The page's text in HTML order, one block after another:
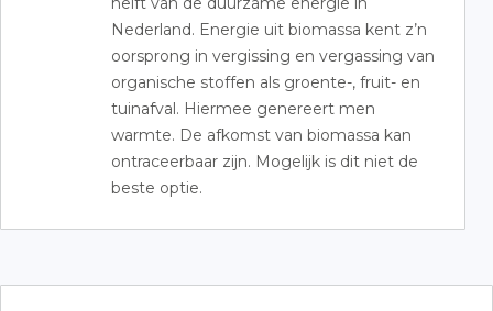
Nederland. Energie uit biomassa kent z’n
oorsprong in vergissing en vergassing van
organische stoffen als groente-, fruit- en
tuinafval. Hiermee genereert men
warmte. De afkomst van biomassa kan
ontraceerbaar zijn. Mogelijk is dit niet de
beste optie.